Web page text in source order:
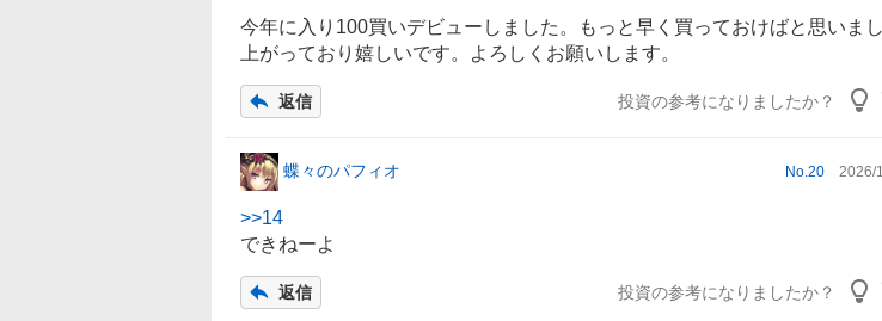
今年に入り100買いデビューしました。もっと早く買っておけばと思いま
上がっており嬉しいです。よろしくお願いします。
返信 投資の参考になりましたか？
蝶々のパフィオ No. 20 2026/
>>14
できねーよ
返信 投資の参考になりましたか？